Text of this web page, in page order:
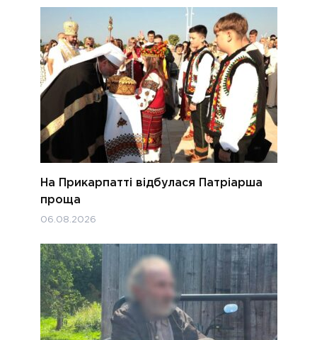
На Прикарпатті відбулася Патріарша
проща
06.08.2026